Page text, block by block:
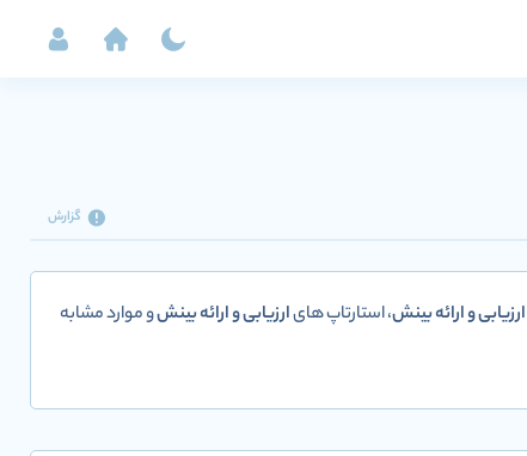
گزارش
ارزیابی و ارائه بینش، استارتاپ هایارزیابی و ارائه بینشو موارد مشابه